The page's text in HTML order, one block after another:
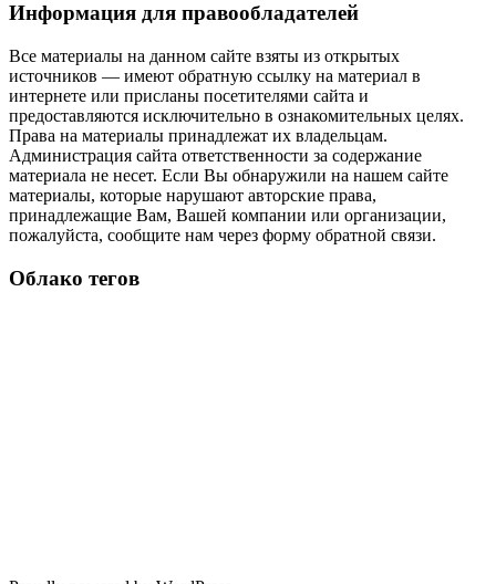
Информация для правообладателей
Все материалы на данном сайте взяты из открытых
источников — имеют обратную ссылку на материал в
интернете или присланы посетителями сайта и
предоставляются исключительно в ознакомительных целях.
Права на материалы принадлежат их владельцам.
Администрация сайта ответственности за содержание
материала не несет. Если Вы обнаружили на нашем сайте
материалы, которые нарушают авторские права,
принадлежащие Вам, Вашей компании или организации,
пожалуйста, сообщите нам через форму обратной связи.
Облако тегов